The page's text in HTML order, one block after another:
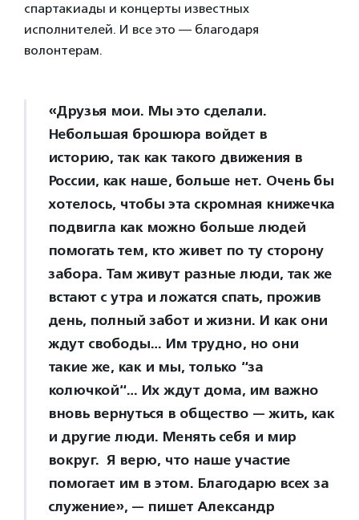
спартакиады и концерты известных
исполнителей. И все это — благодаря
волонтерам.
«Друзья мои. Мы это сделали.
Небольшая брошюра войдет в
историю, так как такого движения в
России, как наше, больше нет. Очень бы
хотелось, чтобы эта скромная книжечка
подвигла как можно больше людей
помогать тем, кто живет по ту сторону
забора. Там живут разные люди, так же
встают с утра и ложатся спать, прожив
день, полный забот и жизни. И как они
ждут свободы… Им трудно, но они
такие же, как и мы, только “за
колючкой“… Их ждут дома, им важно
вновь вернуться в общество — жить, как
и другие люди. Менять себя и мир
вокруг. Я верю, что наше участие
помогает им в этом. Благодарю всех за
служение», — пишет Александр